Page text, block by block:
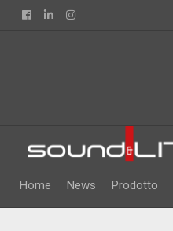
FacebookLinkedin
Home News Prodotto